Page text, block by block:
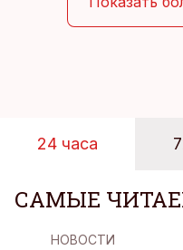
берет, и без долгих
24 часа
САМЫЕ
НОВОСТИ